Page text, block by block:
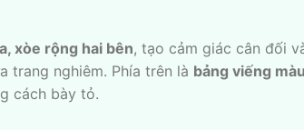
xòe rộng hai bên, tạo cảm giác cân đối
trang nghiêm. Phía trên là bảng viếng
cách bày tỏ.